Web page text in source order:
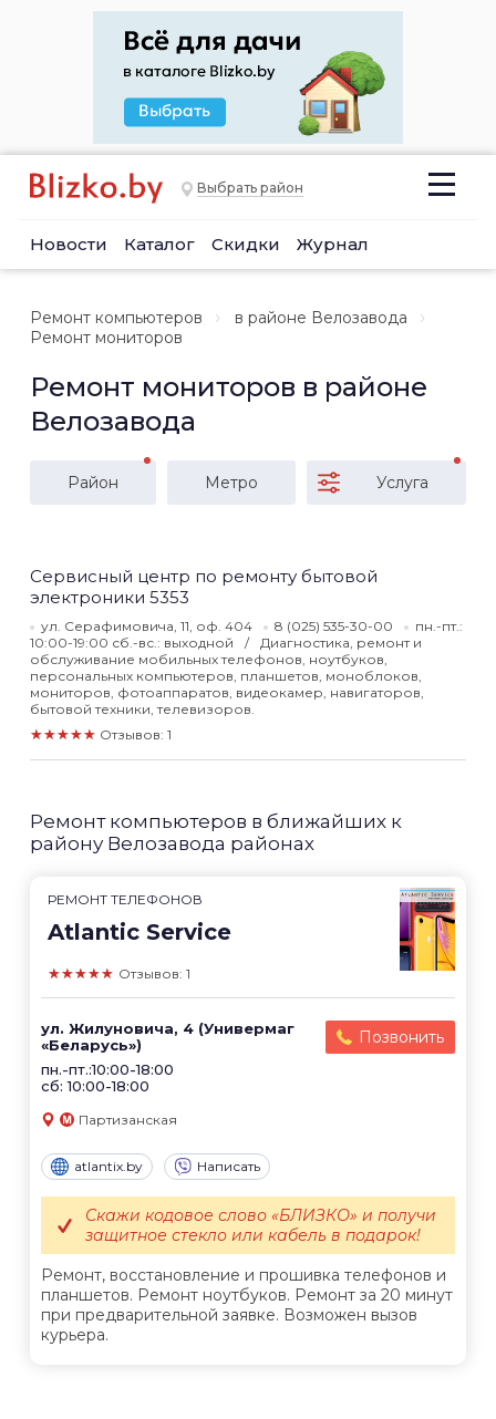
Выбрать район
Новости Каталог Скидки Журнал
Ремонт компьютеров
в районе Велозавода
Ремонт мониторов
Ремонт мониторов в районе
Велозавода
Район Метро Услуга
Сервисный центр по ремонту бытовой
электроники 5353
ул. Серафимовича, 11, оф. 404 8 (025) 535-30-00
пн.-пт.:
10:00-19:00 сб.-вс.: выходной
Диагностика, ремонт и
обслуживание мобильных телефонов, ноутбуков,
персональных компьютеров, планшетов, моноблоков,
мониторов, фотоаппаратов, видеокамер, навигаторов,
бытовой техники, телевизоров.
★★★★★ Отзывов: 1
Ремонт компьютеров в ближайших к
району Велозавода районах
РЕМОНТ ТЕЛЕФОНОВ
Atlantic Service
★★★★★ Отзывов: 1
ул. Жилуновича, 4 (Универмаг
«Беларусь»)
пн.-пт.:10:00-18:00
сб: 10:00-18:00
Позвонить
Партизанская
atlantix.by Написать
Ремонт, восстановление и прошивка телефонов и
планшетов. Ремонт ноутбуков. Ремонт за 20 минут
при предварительной заявке. Возможен вызов
курьера.
Скажи кодовое слово «БЛИЗКО» и получи
защитное стекло или кабель в подарок!